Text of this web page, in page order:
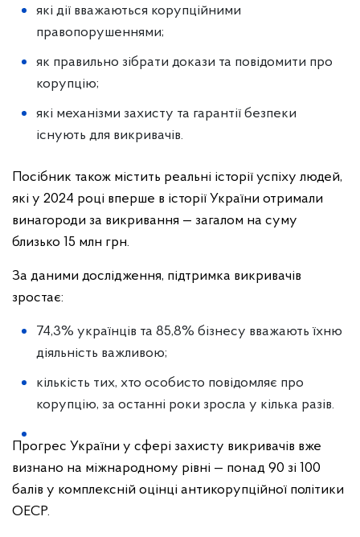
які дії вважаються корупційними
правопорушеннями;
як правильно зібрати докази та повідомити про
корупцію;
які механізми захисту та гарантії безпеки
існують для викривачів.
Посібник також містить реальні історії успіху людей,
які у 2024 році вперше в історії України отримали
винагороди за викривання — загалом на суму
близько 15 млн грн.
За даними дослідження, підтримка викривачів
зростає:
74,3% українців та 85,8% бізнесу вважають їхню
діяльність важливою;
кількість тих, хто особисто повідомляє про
корупцію, за останні роки зросла у кілька разів.
Прогрес України у сфері захисту викривачів вже
визнано на міжнародному рівні — понад 90 зі 100
балів у комплексній оцінці антикорупційної політики
ОЕСР.